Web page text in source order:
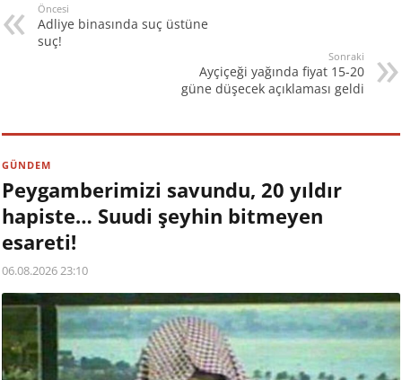
Öncesi
Adliye binasında suç üstüne
suç!
Sonraki
Ayçiçeği yağında fiyat 15-20
güne düşecek açıklaması geldi
GÜNDEM
Peygamberimizi savundu, 20 yıldır
hapiste… Suudi şeyhin bitmeyen
esareti!
06.08.2026 23:10